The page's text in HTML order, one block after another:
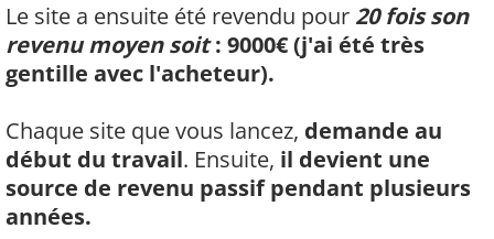
Le site a ensuite été revendu pour 20 fois son
revenu moyen soit: 9000€ (j'ai été très
gentille avec l'acheteur).
Chaque site que vous lancez, demande au
début du travail. Ensuite, il devient une
source de revenu passif pendant plusieurs
années.